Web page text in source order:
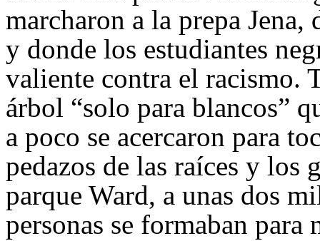
marcharon a la prepa
y donde los estudiantes
valiente contra el racismo.
árbol “solo para blancos”
a poco se acercaron para
pedazos de las raíces y
parque Ward, a unas dos
personas se formaban